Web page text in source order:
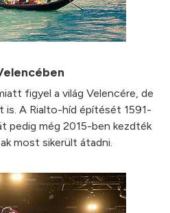
figyel a világ Velencére, de
is. A Rialto-híd építését 1591-
pedig még 2015-ben kezdték
most sikerült átadni.